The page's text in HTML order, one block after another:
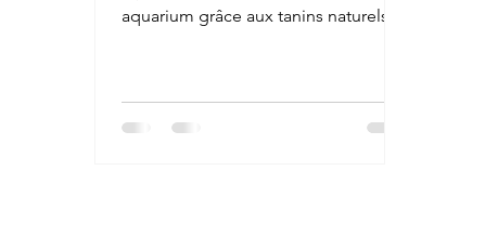
aquarium grâce aux tanins naturels.